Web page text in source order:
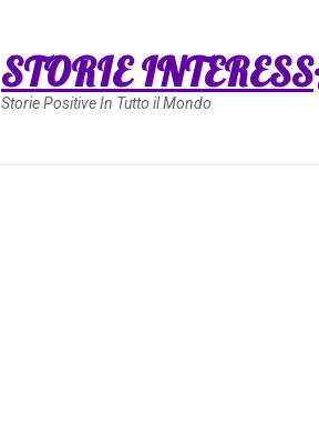
STORIE
Storie Positive In Tutto il Mondo